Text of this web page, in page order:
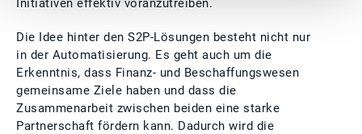
Initiativen effektiv voranzutreiben.
Die Idee hinter den S2P-Lösungen besteht nicht nur
in der Automatisierung. Es geht auch um die
Erkenntnis, dass Finanz- und Beschaffungswesen
gemeinsame Ziele haben und dass die
Zusammenarbeit zwischen beiden eine starke
Partnerschaft fördern kann. Dadurch wird die